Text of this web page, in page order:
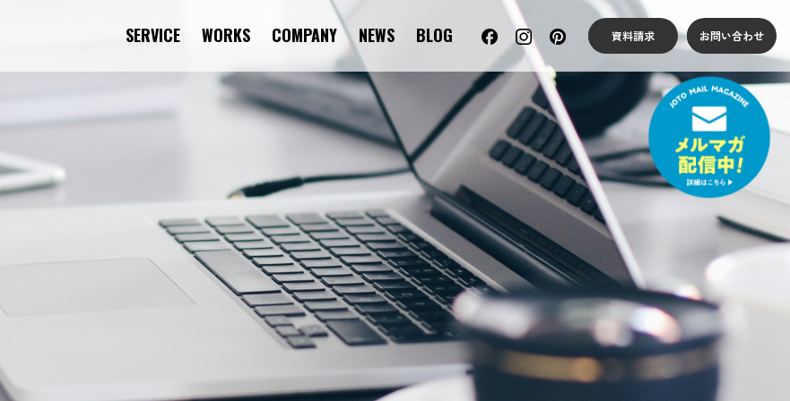
SERVICE WORKS COMPANY NEWS BLOG 資料請求 お問い合わせ